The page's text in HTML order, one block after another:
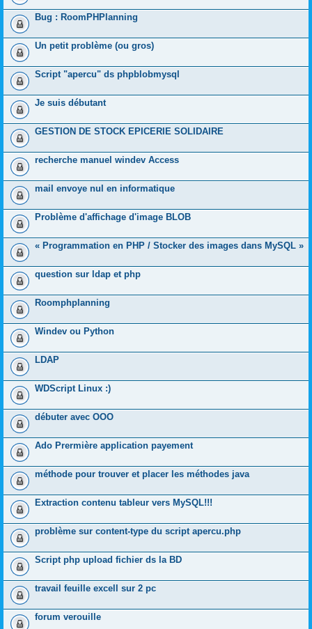
Bug : RoomPHPlanning
Un petit problème (ou gros)
Script "apercu" ds phpblobmysql
Je suis débutant
GESTION DE STOCK EPICERIE SOLIDAIRE
recherche manuel windev Access
mail envoye nul en informatique
Problème d'affichage d'image BLOB
« Programmation en PHP / Stocker des images dans MySQL »
question sur ldap et php
Roomphplanning
Windev ou Python
LDAP
WDScript Linux :)
débuter avec OOO
Ado Prermière application payement
méthode pour trouver et placer les méthodes java
Extraction contenu tableur vers MySQL!!!
problème sur content-type du script apercu.php
Script php upload fichier ds la BD
travail feuille excell sur 2 pc
forum verouille